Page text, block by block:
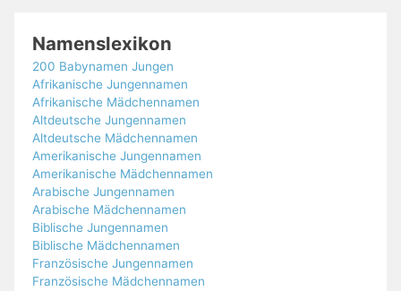
Namenslexikon
200 Babynamen Jungen
Afrikanische Jungennamen
Afrikanische Mädchennamen
Altdeutsche Jungennamen
Altdeutsche Mädchennamen
Amerikanische Jungennamen
Amerikanische Mädchennamen
Arabische Jungennamen
Arabische Mädchennamen
Biblische Jungennamen
Biblische Mädchennamen
Französische Jungennamen
Französische Mädchennamen